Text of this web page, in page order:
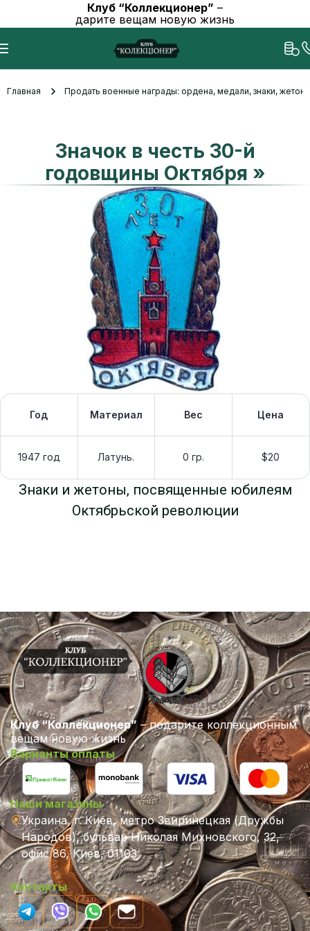
Клуб “Коллекционер” –
дарите вещам новую жизнь
Главная Продать военные награды: ордена, медали, знаки,
Значок в честь 30-й
годовщины Октября »
Год Материал Вес Цена
1947 год Латунь. 0 гр. $20
Знаки и жетоны, посвященные юбилеям
Октябрьской революции
Клуб “Коллекционер” – подарите коллекционным
вещам новую жизнь
Варианты оплаты
Наши магазины
Украина, г. Киев, метро Звиринецкая (Дружбы
Народов), бульвар Николая Михновского, 32,
офис 86, Киев, 01103
Контакты